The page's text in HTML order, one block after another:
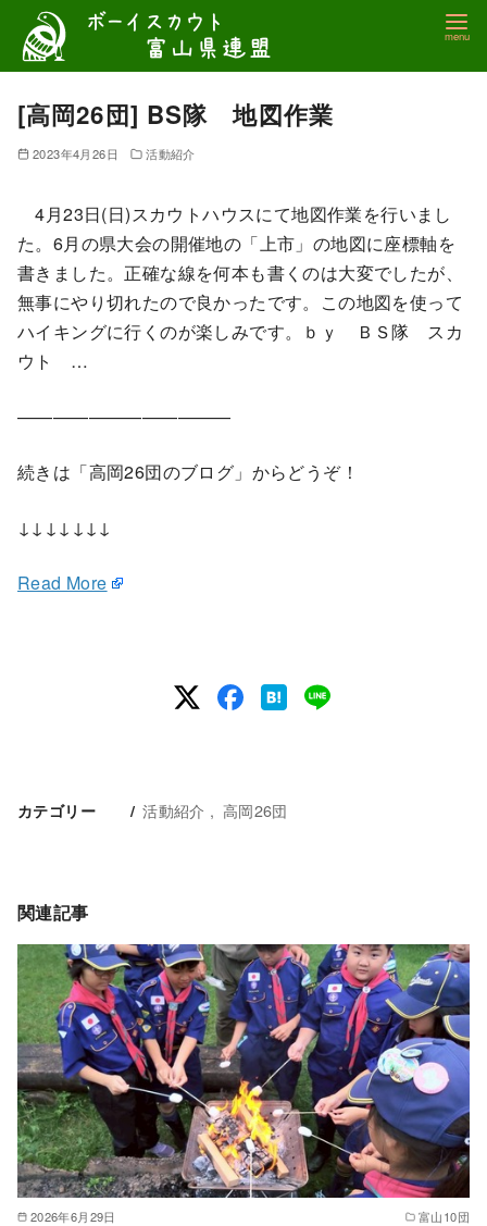
テ
[高岡26団] BS隊 地図作業
2023年4月26日 活動紹介
4月23日(日)スカウトハウスにて地図作業を行いまし
た。6月の県大会の開催地の「上市」の地図に座標軸を
書きました。正確な線を何本も書くのは大変でしたが、
無事にやり切れたので良かったです。この地図を使って
ハイキングに行くのが楽しみです。ｂｙ ＢＳ隊 スカ
ウト …
————————————
続きは「高岡26団のブログ」からどうぞ！
↓↓↓↓↓↓↓
Read More
カテゴリー 活動紹介 高岡26団
関連記事
2026年6月29日 富山10団